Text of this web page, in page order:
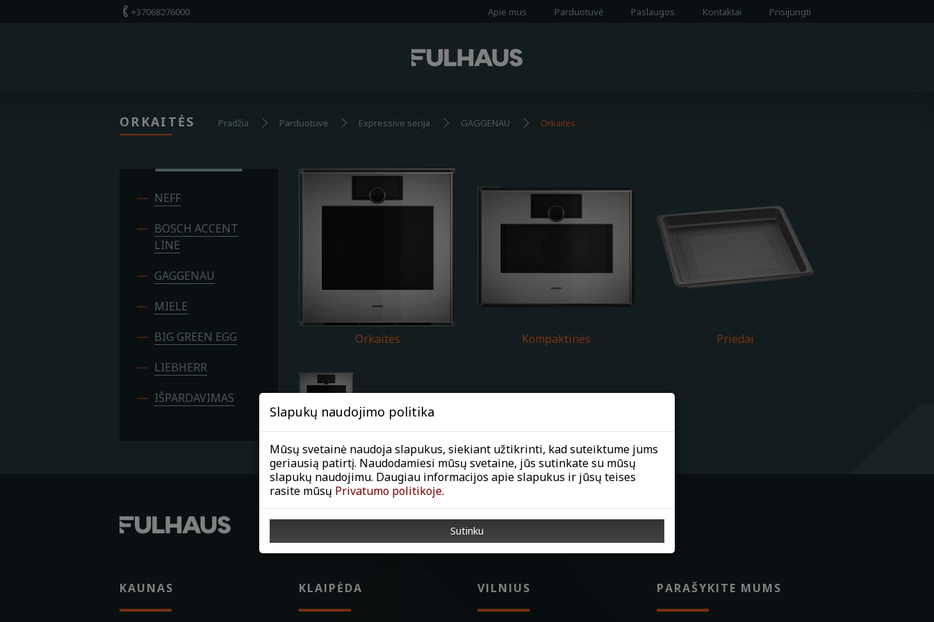
+37068276000 Apie mus Parduotuvė Paslaugos Kontaktai Prisijungti
ORKAITĖS Pradžia Parduotuvė Expressive serija GAGGENAU Orkaitės
NEFF
BOSCH ACCENT
LINE
GAGGENAU
MIELE
BIG GREEN EGG
LIEBHERR
IŠPARDAVIMAS
Orkaitės Kompaktinės Priedai
KAUNAS KLAIPĖDA VILNIUS PARAŠYKITE MUMS
Slapukų naudojimo politika
Mūsų svetainė naudoja slapukus, siekiant užtikrinti, kad suteiktume jums
geriausią patirtį. Naudodamiesi mūsų svetaine, jūs sutinkate su mūsų
slapukų naudojimu. Daugiau informacijos apie slapukus ir jūsų teises
rasite mūsų Privatumo politikoje.
Sutinku
Paslaugos